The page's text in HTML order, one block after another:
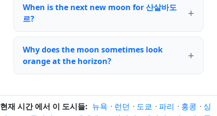
When is the next new moon for 산살바도
르?
Why does the moon sometimes look
orange at the horizon?
현재 시간 에서 이 도시들: 뉴욕 · 런던 · 도쿄 · 파리 · 홍콩 · 싱